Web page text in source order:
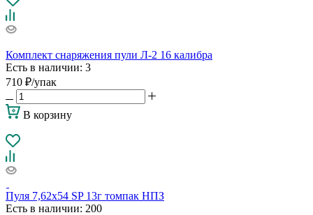
Комплект снаряжения пули Л-2 16 калибра
Есть в наличии: 3
710 ₽/упак
В корзину
Пуля 7,62х54 SP 13г томпак НПЗ
Есть в наличии: 200